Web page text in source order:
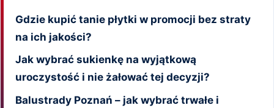
Gdzie kupić tanie płytki w promocji bez straty
na ich jakości?
Jak wybrać sukienkę na wyjątkową
uroczystość i nie żałować tej decyzji?
Balustrady Poznań – jak wybrać trwałe i